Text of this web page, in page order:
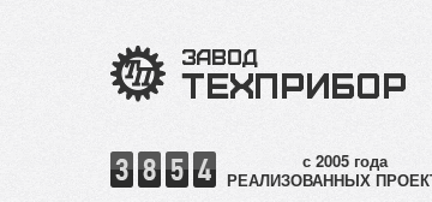
РЕАЛИЗОВАННЫХ